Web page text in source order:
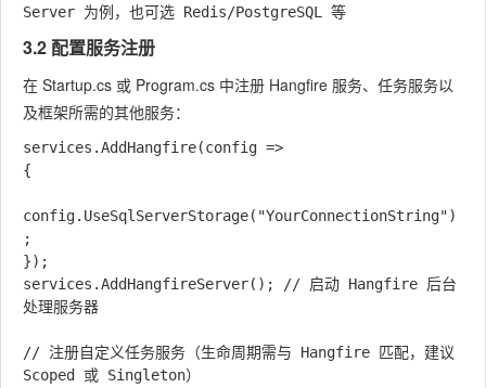
3.2 配置服务注册
在 Startup.cs 或 Program.cs 中注册 Hangfire 服务、任务服务以
及框架所需的其他服务：
services.AddHangfire(config =>
{
config.UseSqlServerStorage("YourConnectionString")
;
});
services.AddHangfireServer(); // 启动 Hangfire 后台
处理服务器
// 注册自定义任务服务（生命周期需与 Hangfire 匹配，建议
Scoped 或 Singleton）